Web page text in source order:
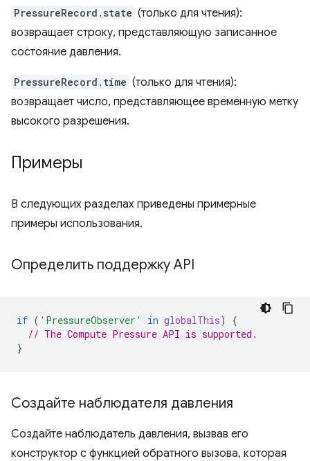
PressureRecord.state (только для чтения):
возвращает строку, представляющую записанное
состояние давления.
PressureRecord.time (только для чтения):
возвращает число, представляющее временную метку
высокого разрешения.
Примеры
В следующих разделах приведены примерные
примеры использования.
Определить поддержку API
if ( 'PressureObserver' in globalThis)
{
// The Compute Pressure API is supported.
}
Создайте наблюдателя давления
Создайте наблюдатель давления, вызвав его
конструктор с функцией обратного вызова, которая